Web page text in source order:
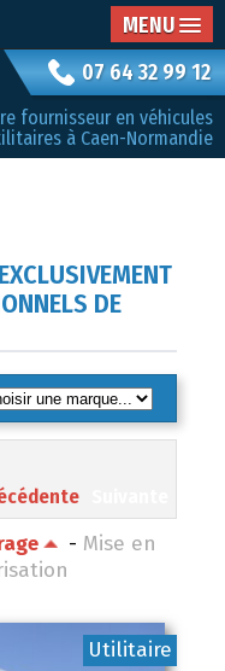
MENU
07 64 32 99 12
fournisseur en véhicules
à Caen-Normandie
DE
- Mise en
Utilitaire